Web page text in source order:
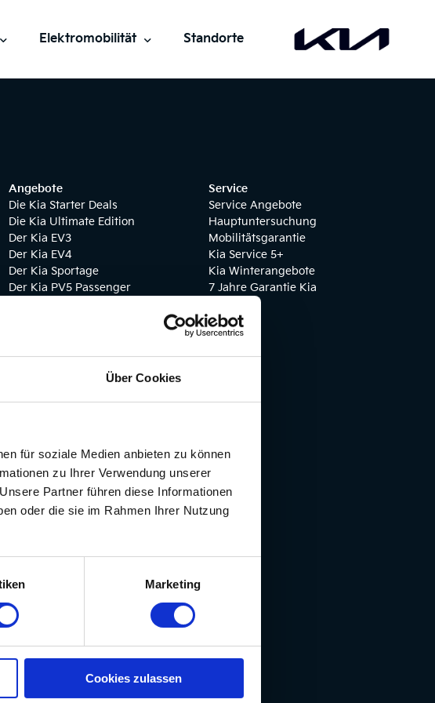
Über Cookies
für soziale Medien anbieten zu können
zu Ihrer Verwendung unserer
Partner führen diese Informationen
oder die sie im Rahmen Ihrer Nutzung
Marketing
Cookies zulassen
Kia
Elektromobilität
KIA Charge
KIA E-Förderung
Standorte
Angebote
Die Kia Starter Deals
Die Kia Ultimate Edition
Der Kia EV3
Der Kia EV4
Der Kia Sportage
Der Kia PV5 Passenger
Service
Service Angebote
Hauptuntersuchung
Mobilitätsgarantie
Kia Service 5+
Kia Winterangebote
7 Jahre Garantie Kia